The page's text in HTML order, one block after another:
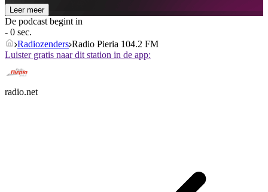
Leer meer
De podcast begint in
- 0 sec.
Radiozenders Radio Pieria 104.2 FM
Luister gratis naar dit station in de app:
radio.net